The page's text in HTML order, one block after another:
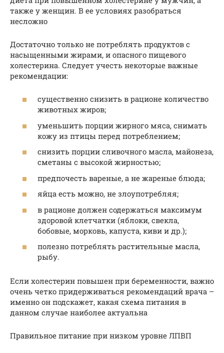
также у женщин. В ее условиях разобраться
несложно
Достаточно только не потреблять продуктов с
насыщенными жирами, и опасного пищевого
холестерина. Следует учесть некоторые важные
рекомендации:
существенно снизить в рационе количество
животных жиров;
уменьшить порции жирного мяса, снимать
кожу из птицы перед потреблением;
снизить порции сливочного масла, майонеза,
сметаны с высокой жирностью;
предпочесть вареные, а не жареные блюда;
яйца есть можно, не злоупотребляя;
в рационе должен содержаться максимум
здоровой клетчатки (яблоки, свекла,
бобовые, морковь, капуста, киви и др.);
полезно потреблять растительные масла,
рыбу.
Если холестерин повышен при беременности, важно
очень четко придерживаться рекомендаций врача –
именно он подскажет, какая схема питания в
данном случае наиболее актуальна
Правильное питание при низком уровне ЛПВП